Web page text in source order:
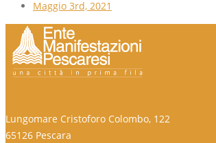
Maggio 3rd, 2021
Lungomare Cristoforo Colombo, 122
65126 Pescara